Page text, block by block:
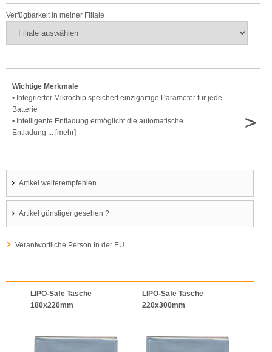
Verfügbarkeit in meiner Filiale
Wichtige Merkmale
• Integrierter Mikrochip speichert einzigartige Parameter für jede
Batterie
• Intelligente Entladung ermöglicht die automatische
Entladung ... [mehr]
>
Artikel weiterempfehlen
Artikel günstiger gesehen ?
Verantwortliche Person in der EU
LIPO-Safe Tasche
180x220mm
LIPO-Safe Tasche
220x300mm